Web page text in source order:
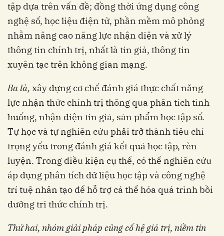
tập dựa trên vấn đề; đồng thời ứng dụng công
nghệ số, học liệu điện tử, phần mềm mô phỏng
nhằm nâng cao năng lực nhận diện và xử lý
thông tin chính trị, nhất là tin giả, thông tin
xuyên tạc trên không gian mạng.
Ba là, xây dựng cơ chế đánh giá thực chất năng
lực nhận thức chính trị thông qua phân tích tình
huống, nhận diện tin giả, sản phẩm học tập số.
Tự học và tự nghiên cứu phải trở thành tiêu chí
trọng yếu trong đánh giá kết quả học tập, rèn
luyện. Trong điều kiện cụ thể, có thể nghiên cứu
áp dụng phân tích dữ liệu học tập và công nghệ
trí tuệ nhân tạo để hỗ trợ cá thể hóa quá trình bồi
dưỡng tri thức chính trị.
Thứ hai, nhóm giải pháp củng cố hệ giá trị, niềm tin